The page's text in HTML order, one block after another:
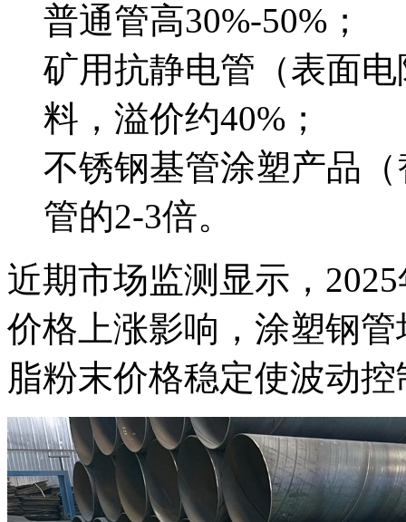
普通管高30%-50%；
矿用抗静电管（表面
料，溢价约40%；
不锈钢基管涂塑产品
管的2-3倍。
近期市场监测显示，
价格上涨影响，涂塑钢
脂粉末价格稳定使波动